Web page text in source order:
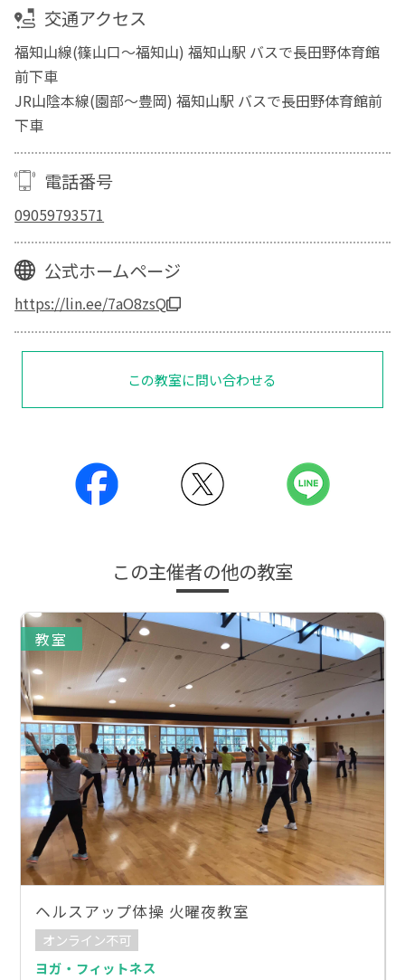
交通アクセス
福知山線(篠山口～福知山) 福知山駅 バスで長田野体育館
前下車
JR山陰本線(園部～豊岡) 福知山駅 バスで長田野体育館前
下車
電話番号
09059793571
公式ホームページ
https://lin.ee/7aO8zsQ
この教室に問い合わせる
この主催者の他の教室
教室
ヘルスアップ体操 火曜夜教室
オンライン不可
ヨガ・フィットネス